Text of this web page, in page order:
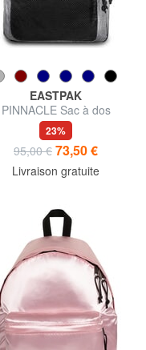
EASTPAK
PINNACLE Sac à dos
23%
95,00 € 73,50 €
Livraison gratuite